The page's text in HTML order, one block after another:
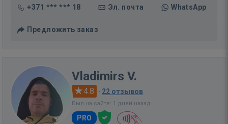
+371 *** *** 18 Эл. почта WhatsApp
Предложить заказ
Vladimirs V.
4.8 · 22 отзывов
Был на сайте: 1 дней назад
PRO